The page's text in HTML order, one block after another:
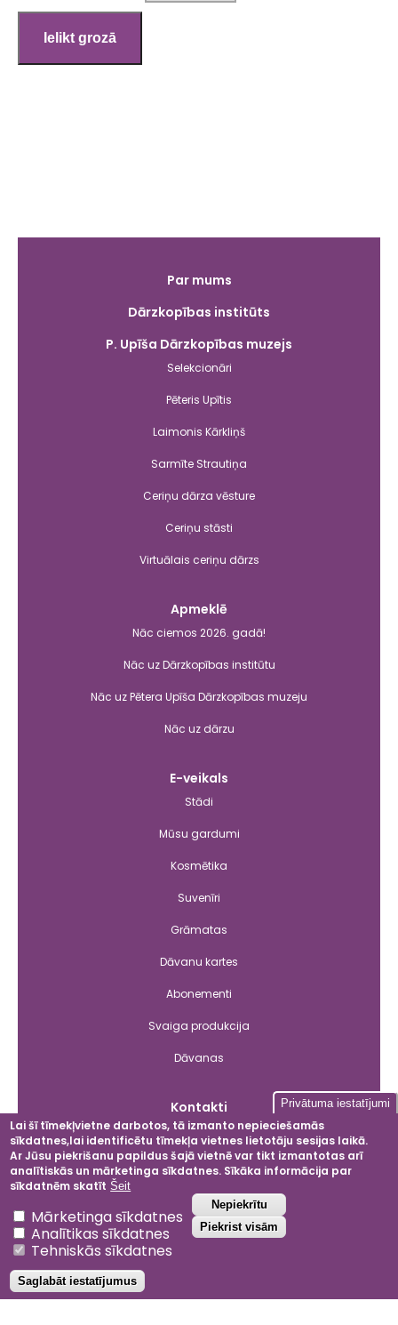
Par mums
Dārzkopības institūts
P. Upīša Dārzkopības muzejs
Selekcionāri
Pēteris Upītis
Laimonis Kārkliņš
Sarmīte Strautiņa
Ceriņu dārza vēsture
Ceriņu stāsti
Virtuālais ceriņu dārzs
Apmeklē
Nāc ciemos 2026. gadā!
Nāc uz Dārzkopības institūtu
Nāc uz Pētera Upīša Dārzkopības muzeju
Nāc uz dārzu
E-veikals
Stādi
Mūsu gardumi
Kosmētika
Suvenīri
Grāmatas
Dāvanu kartes
Abonementi
Svaiga produkcija
Dāvanas
Kontakti
Facebook
Instagram
LinkedIn
2024 © Dobeles ceriņi
Privātuma politika
Noteikumi un nosacījumi
Privātuma iestatījumi
Lai šī tīmekļvietne darbotos, tā izmanto nepieciešamās
sīkdatnes,lai identificētu tīmekļa vietnes lietotāju sesijas laikā.
Ar Jūsu piekrišanu papildus šajā vietnē var tikt izmantotas arī
analītiskās un mārketinga sīkdatnes. Sīkāka informācija par
sīkdatnēm skatīt Šeit
Mārketinga sīkdatnes
Analītikas sīkdatnes
Tehniskās sīkdatnes
Saglabāt iestatījumus
Nepiekrītu
Piekrist visām
Atsaukt piekrišanu